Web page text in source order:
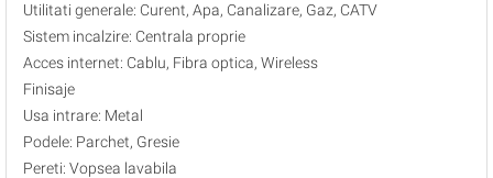
Utilitati generale: Curent, Apa, Canalizare, Gaz, CATV
Sistem incalzire: Centrala proprie
Acces internet: Cablu, Fibra optica, Wireless
Finisaje
Usa intrare: Metal
Podele: Parchet, Gresie
Pereti: Vopsea lavabila